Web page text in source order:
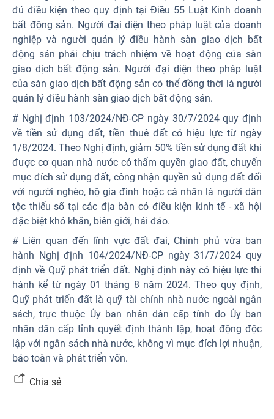
đủ điều kiện theo quy định tại Điều 55 Luật Kinh doanh
bất động sản. Người đại diện theo pháp luật của doanh
nghiệp và người quản lý điều hành sàn giao dịch bất
động sản phải chịu trách nhiệm về hoạt động của sàn
giao dịch bất động sản. Người đại diện theo pháp luật
của sàn giao dịch bất động sản có thể đồng thời là người
quản lý điều hành sàn giao dịch bất động sản.
# Nghị định 103/2024/NĐ-CP ngày 30/7/2024 quy định
về tiền sử dụng đất, tiền thuê đất có hiệu lực từ ngày
1/8/2024. Theo Nghị định, giảm 50% tiền sử dụng đất khi
được cơ quan nhà nước có thẩm quyền giao đất, chuyển
mục đích sử dụng đất, công nhận quyền sử dụng đất đối
với người nghèo, hộ gia đình hoặc cá nhân là người dân
tộc thiểu số tại các địa bàn có điều kiện kinh tế - xã hội
đặc biệt khó khăn, biên giới, hải đảo.
# Liên quan đến lĩnh vực đất đai, Chính phủ vừa ban
hành Nghị định 104/2024/NĐ-CP ngày 31/7/2024 quy
định về Quỹ phát triển đất. Nghị định này có hiệu lực thi
hành kể từ ngày 01 tháng 8 năm 2024. Theo quy định,
Quỹ phát triển đất là quỹ tài chính nhà nước ngoài ngân
sách, trực thuộc Ủy ban nhân dân cấp tỉnh do Ủy ban
nhân dân cấp tỉnh quyết định thành lập, hoạt động độc
lập với ngân sách nhà nước, không vì mục đích lợi nhuận,
bảo toàn và phát triển vốn.
Chia sẻ